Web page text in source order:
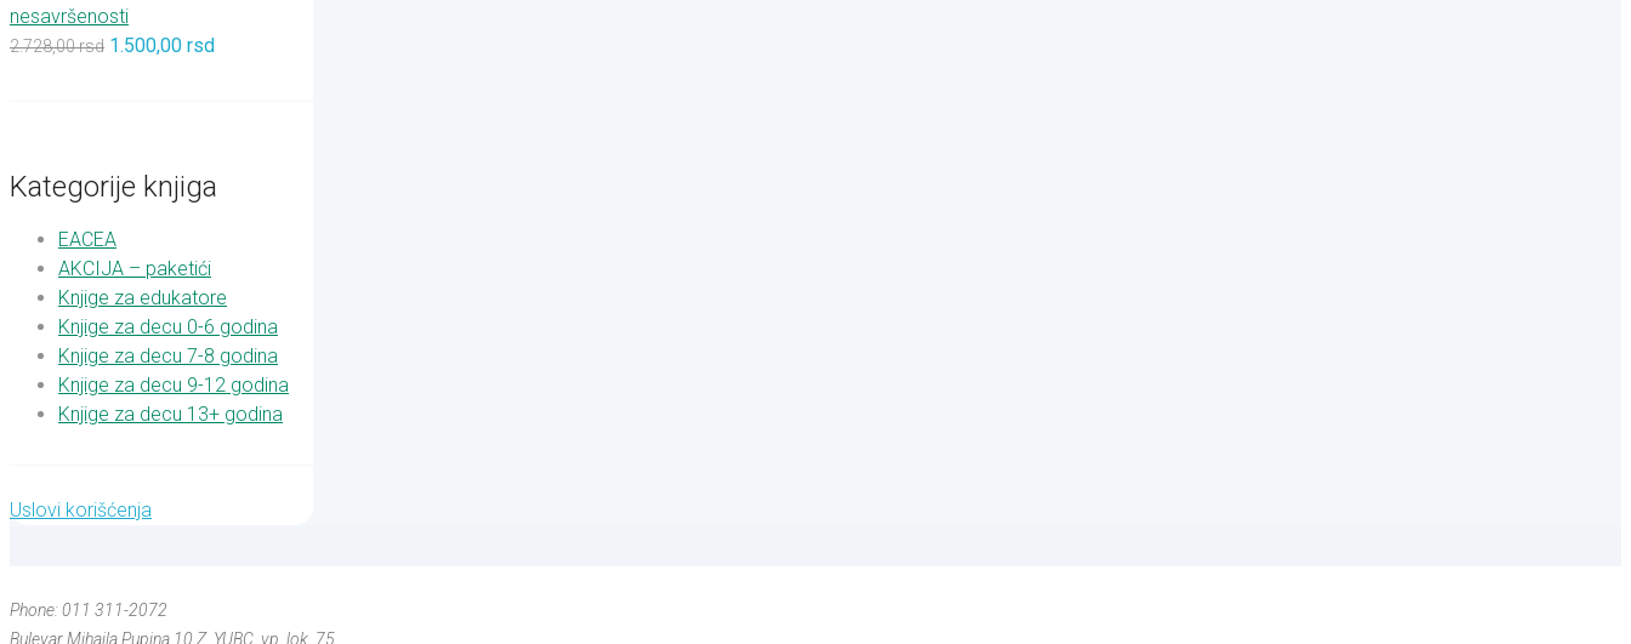
nesavršenosti
2.728,00rsd 1.500,00 rsd
Kategorije knjiga
EACEA
AKCIJA – paketići
Knjige za edukatore
Knjige za decu 0-6 godina
Knjige za decu 7-8 godina
Knjige za decu 9-12 godina
Knjige za decu 13+ godina
Uslovi korišćenja
Phone: 011 311-2072
Bulevar Mihajla Pupina 10 Z, YUBC, vp, lok. 75